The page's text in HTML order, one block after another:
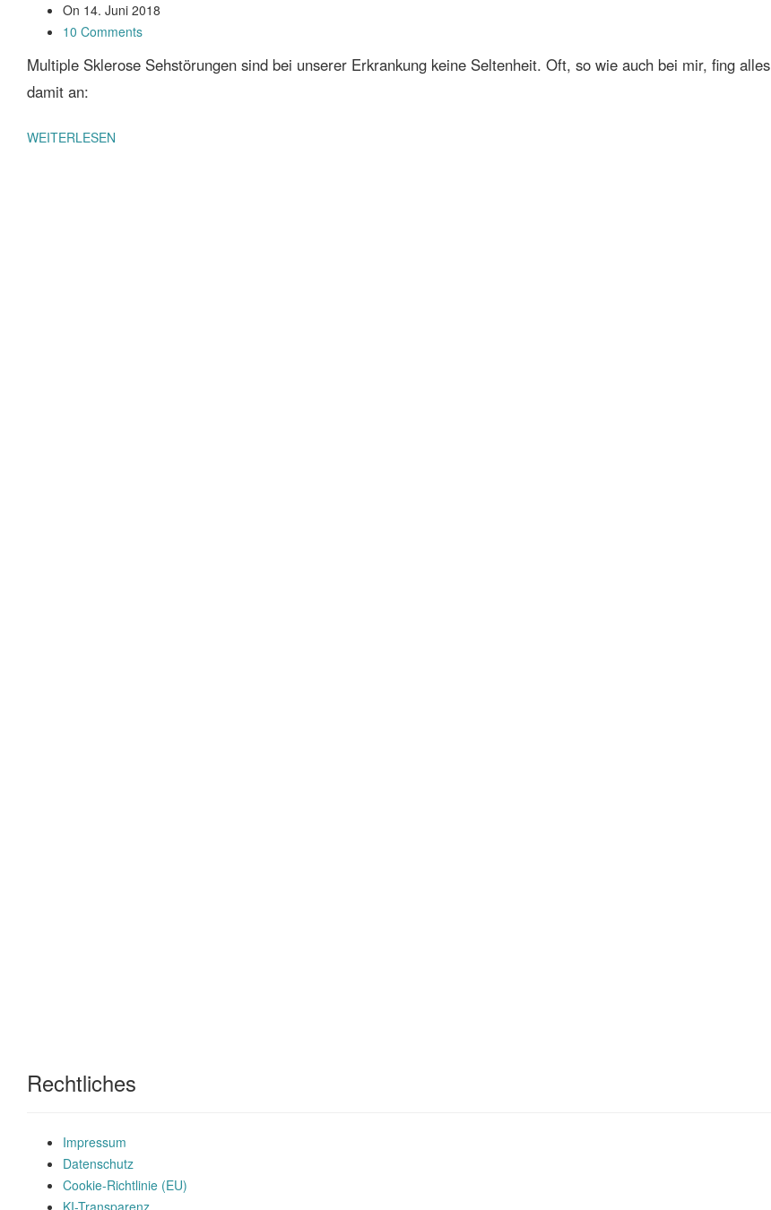
On 14. Juni 2018
10 Comments
Multiple Sklerose Sehstörungen sind bei unserer Erkrankung keine Seltenheit. Oft, so wie auch bei mir, fing alles
damit an:
WEITERLESEN
Rechtliches
Impressum
Datenschutz
Cookie-Richtlinie (EU)
KI-Transparenz